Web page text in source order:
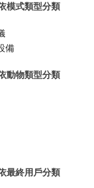
模式類型分類
備
動物類型分類
最終用戶分類